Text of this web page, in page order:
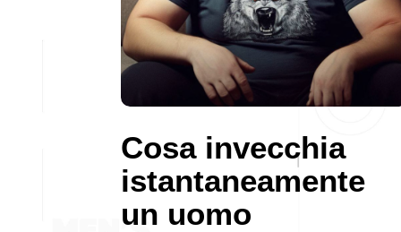
Cosa invecchia
istantaneamente
un uomo